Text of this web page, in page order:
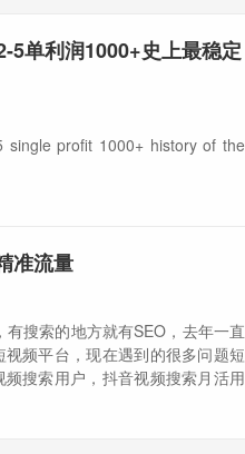
5单利润1000+史上最稳定
single profit 1000+ history of the
准流量
搜索的地方就有SEO，去年一直
频平台，现在遇到的很多问题短
搜索用户，抖音视频搜索月活用